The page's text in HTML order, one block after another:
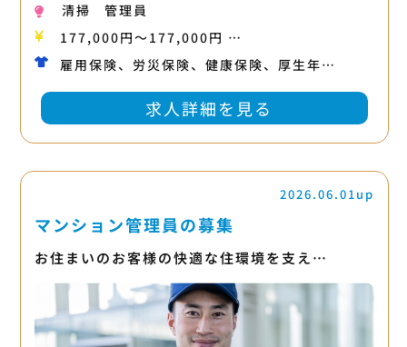
清掃
管理員
177,000円〜177,000円 …
雇用保険、労災保険、健康保険、厚生年…
求人詳細を見る
2026.06.01up
マンション管理員の募集
お住まいのお客様の快適な住環境を支え…